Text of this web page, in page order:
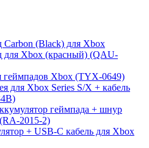
Carbon (Black) для Xbox
для Xbox (красный) (QAU-
геймпадов Xbox (TYX-0649)
для Xbox Series S/X + кабель
геймпада + шнур
2015-2)
+ USB-C кабель для Xbox